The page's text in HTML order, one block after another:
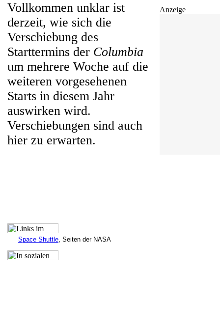
Anzeige
Vollkommen unklar ist
derzeit, wie sich die
Verschiebung des
Starttermins der Columbia
um mehrere Woche auf die
weiteren vorgesehenen
Starts in diesem Jahr
auswirken wird.
Verschiebungen sind auch
hier zu erwarten.
Space Shuttle, Seiten der NASA